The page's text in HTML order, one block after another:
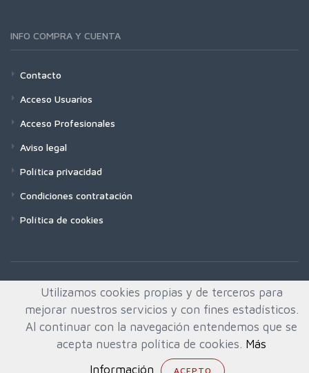
INFO COMPRA Y CUENTA
Contacto
Acceso Usuarios
Acceso Profesionales
Aviso legal
Política privacidad
Condiciones contratación
Política de cookies
Utilizamos cookies propias y de terceros para
mejorar nuestros servicios y con fines estadísticos.
Al continuar con la navegación entendemos que se
acepta nuestra política de cookies. Más
Información